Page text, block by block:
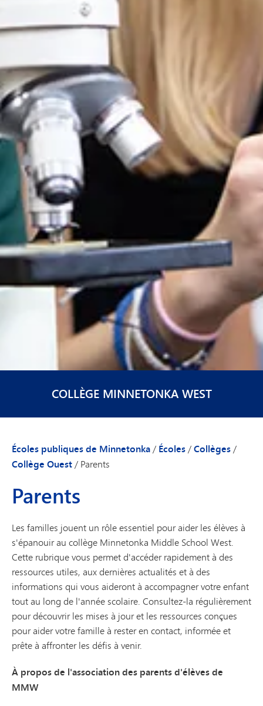
COLLÈGE MINNETONKA WEST
Écoles publiques de Minnetonka/ Écoles/Collèges/
Collège Ouest/ Parents
Parents
Les familles jouent un rôle essentiel pour aider les élèves à
s'épanouir au collège Minnetonka Middle School West.
Cette rubrique vous permet d'accéder rapidement à des
ressources utiles, aux dernières actualités et à des
informations qui vous aideront à accompagner votre enfant
tout au long de l'année scolaire. Consultez-la régulièrement
pour découvrir les mises à jour et les ressources conçues
pour aider votre famille à rester en contact, informée et
prête à affronter les défis à venir.
À propos de l'association des parents d'élèves de
MMW